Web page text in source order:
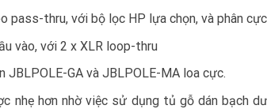
pass-thru, với bộ lọc HP lựa chọn, và phân
vào, với 2 x XLR loop-thru
JBLPOLE-GA và JBLPOLE-MA loa cực.
nhẹ hơn nhờ việc sử dụng tủ gỗ dán bạch